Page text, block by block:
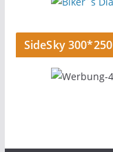
SideSky 300*250